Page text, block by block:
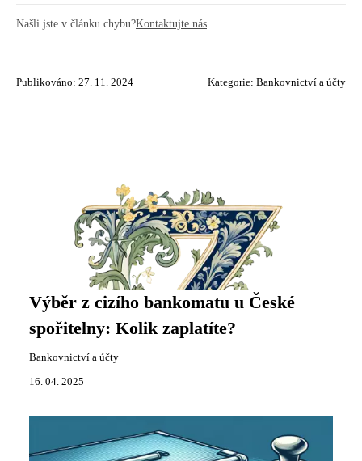
Našli jste v článku chybu?Kontaktujte nás
Publikováno: 27. 11. 2024 Kategorie: Bankovnictví a účty
Výběr z cizího bankomatu u České
spořitelny: Kolik zaplatíte?
Bankovnictví a účty
16. 04. 2025